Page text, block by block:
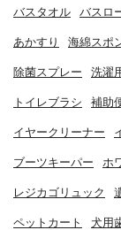
バスタオル バスロ
あかすり 海綿スポ
除菌スプレー 洗濯
トイレブラシ 補助
イヤークリーナー
ブーツキーパー ホ
レジカゴリュック
ペットカート 犬用